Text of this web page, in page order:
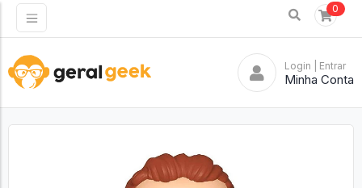
0
Login | Entrar
Minha Conta